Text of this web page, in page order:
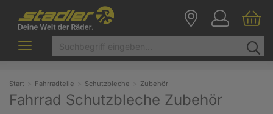
Toggle
navigation
Start Fahrradteile Schutzbleche Zubehör
Fahrrad Schutzbleche Zubehör